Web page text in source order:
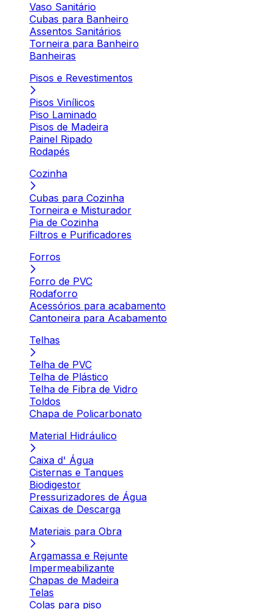
Vaso Sanitário
Cubas para Banheiro
Assentos Sanitários
Torneira para Banheiro
Banheiras
Pisos e Revestimentos
Pisos Vinílicos
Piso Laminado
Pisos de Madeira
Painel Ripado
Rodapés
Cozinha
Cubas para Cozinha
Torneira e Misturador
Pia de Cozinha
Filtros e Purificadores
Forros
Forro de PVC
Rodaforro
Acessórios para acabamento
Cantoneira para Acabamento
Telhas
Telha de PVC
Telha de Plástico
Telha de Fibra de Vidro
Toldos
Chapa de Policarbonato
Material Hidráulico
Caixa d' Água
Cisternas e Tanques
Biodigestor
Pressurizadores de Água
Caixas de Descarga
Materiais para Obra
Argamassa e Rejunte
Impermeabilizante
Chapas de Madeira
Telas
Colas para piso